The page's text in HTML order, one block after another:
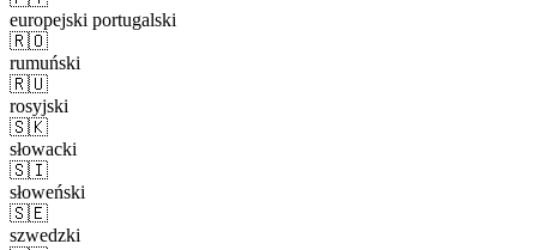
europejski portugalski
🇷🇴
rumuński
🇷🇺
rosyjski
🇸🇰
słowacki
🇸🇮
słoweński
🇸🇪
szwedzki